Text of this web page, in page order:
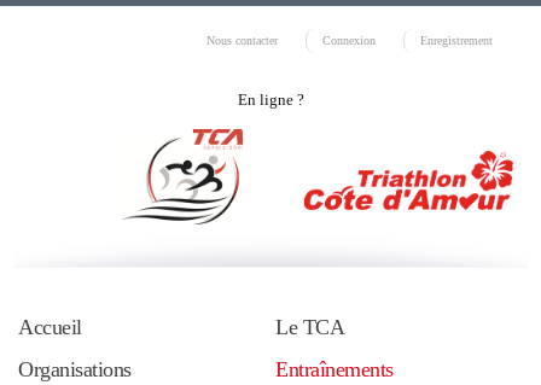
Nous contacter Connexion Enregistrement
En ligne ?
Accueil
Le TCA
Organisations
Entraînements